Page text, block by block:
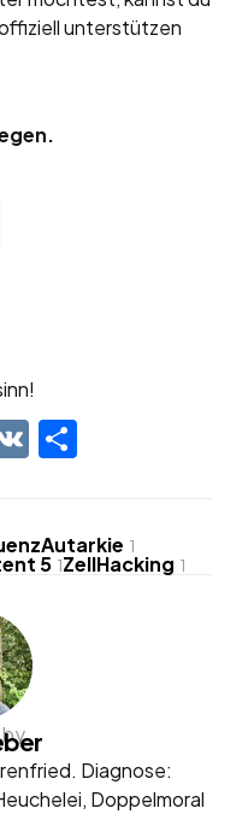
unterstützen
VK
1
5 1ZellHacking 1
Diagnose:
Doppelmoral